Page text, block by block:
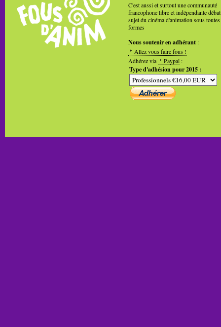
C'est aussi et surtout une communauté
francophone libre et indépendante
sujet du cinéma d'animation sous toutes
formes
Nous soutenir en adhérant :
Allez vous faire fous !
Adhérez via
Paypal :
Type d'adhésion pour 2015 :